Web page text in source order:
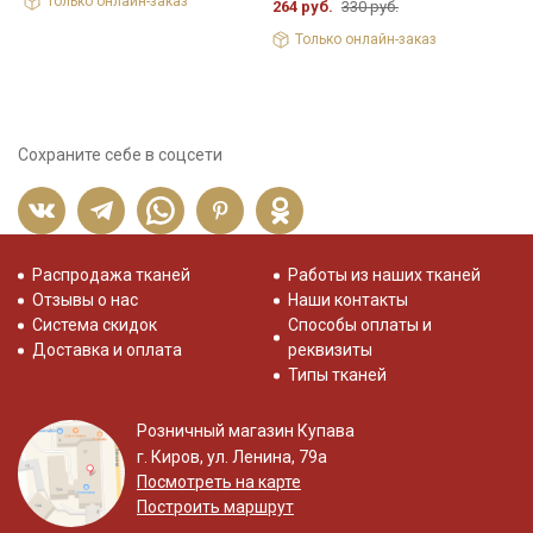
264 руб. 330 руб.
Только онлайн-заказ
Сохраните себе в соцсети
Распродажа тканей
Отзывы о нас
Система скидок
Доставка и оплата
Работы из наших тканей
Наши контакты
Способы оплаты и
реквизиты
Типы тканей
Розничный магазин Купава
г. Киров, ул. Ленина, 79а
Посмотреть на карте
Построить маршрут